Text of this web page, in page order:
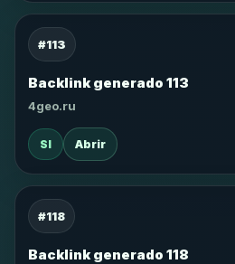
#113
Backlink generado 113
4geo.ru
SI Abrir
#118
Backlink generado 118